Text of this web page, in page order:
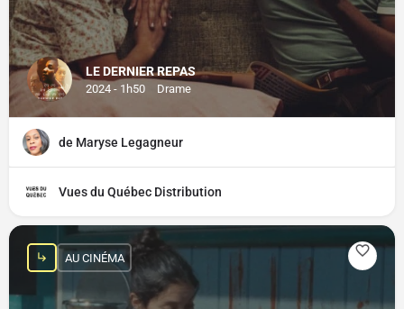
LE DERNIER REPAS
2024 - 1h50 Drame
de Maryse Legagneur
Vues du Québec Distribution
AU CINÉMA